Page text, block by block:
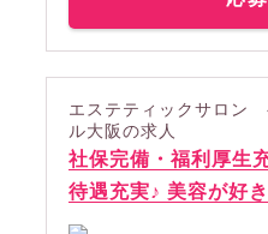
エステティックサロ
ル大阪の求人
社保完備・福利厚生
待遇充実♪ 美容が好